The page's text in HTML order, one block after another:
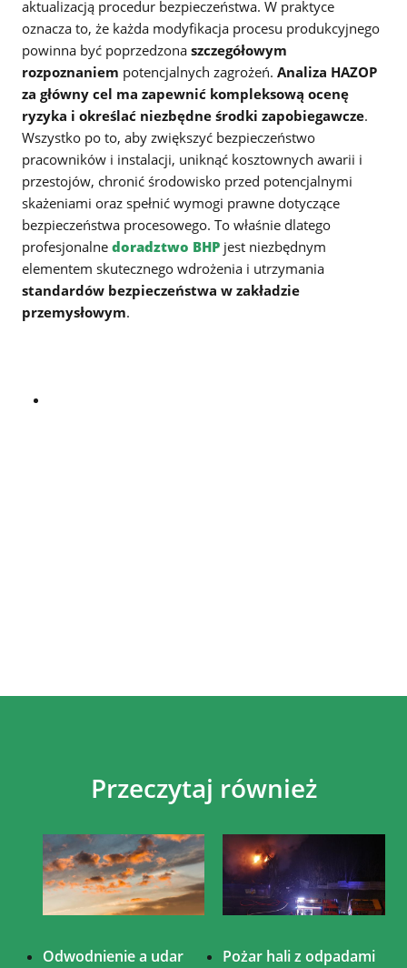
aktualizacją procedur bezpieczeństwa. W praktyce
oznacza to, że każda modyfikacja procesu produkcyjnego
powinna być poprzedzona szczegółowym
rozpoznaniem potencjalnych zagrożeń. Analiza HAZOP
za główny cel ma zapewnić kompleksową ocenę
ryzyka i określać niezbędne środki zapobiegawcze.
Wszystko po to, aby zwiększyć bezpieczeństwo
pracowników i instalacji, uniknąć kosztownych awarii i
przestojów, chronić środowisko przed potencjalnymi
skażeniami oraz spełnić wymogi prawne dotyczące
bezpieczeństwa procesowego. To właśnie dlatego
profesjonalne doradztwo BHP jest niezbędnym
elementem skutecznego wdrożenia i utrzymania
standardów bezpieczeństwa w zakładzie
przemysłowym.
Przeczytaj również
Odwodnienie a udar
Pożar hali z odpadami